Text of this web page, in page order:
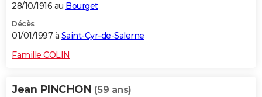
28/10/1916 au Bourget
Décès
01/01/1997 à Saint-Cyr-de-Salerne
Famille COLIN
Jean PINCHON (59 ans)